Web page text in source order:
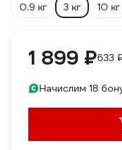
0.9 кг
3 кг 10 кг
1 899 ₽633
Начислим 18